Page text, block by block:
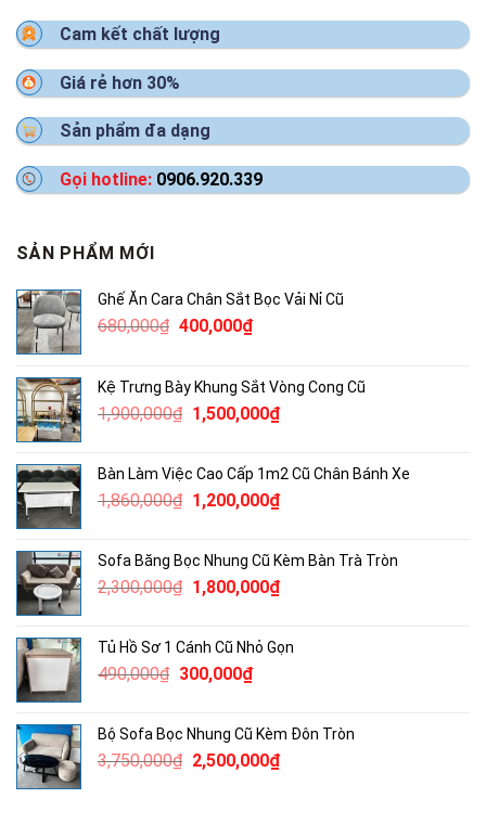
Cam kết chất lượng
Giá rẻ hơn 30%
Sản phẩm đa dạng
Gọi hotline: 0906.920.339
SẢN PHẨM MỚI
Ghế Ăn Cara Chân Sắt Bọc Vải Nỉ Cũ
680,000₫ Giá
680,000₫.
400,000₫Giá
là:
400,000₫.
Kệ Trưng Bày Khung Sắt Vòng Cong Cũ
1,900,000₫ Giá
1,900,000₫.
1,500,000₫Giá
là:
1,500,000₫.
Bàn Làm Việc Cao Cấp 1m2 Cũ Chân Bánh Xe
1,860,000₫ Giá
1,860,000₫.
1,200,000₫Giá
là:
1,200,000₫.
Sofa Băng Bọc Nhung Cũ Kèm Bàn Trà Tròn
2,300,000₫ Giá
2,300,000₫.
1,800,000₫Giá
là:
Tủ Hồ Sơ 1 Cánh Cũ Nhỏ Gọn
490,000₫ Giá
490,000₫.
300,000₫Giá
là:
300,000₫.
Bộ Sofa Bọc Nhung Cũ Kèm Đôn Tròn
3,750,000₫ Giá
2,500,000₫Giá